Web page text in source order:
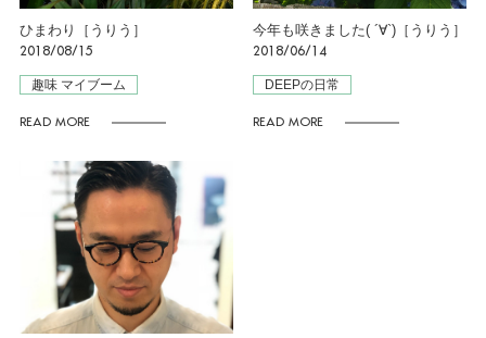
ひまわり［うりう］
2018/08/15
趣味 マイブーム
READ MORE
今年も咲きました( ´∀`)［うりう］
2018/06/14
DEEPの日常
READ MORE